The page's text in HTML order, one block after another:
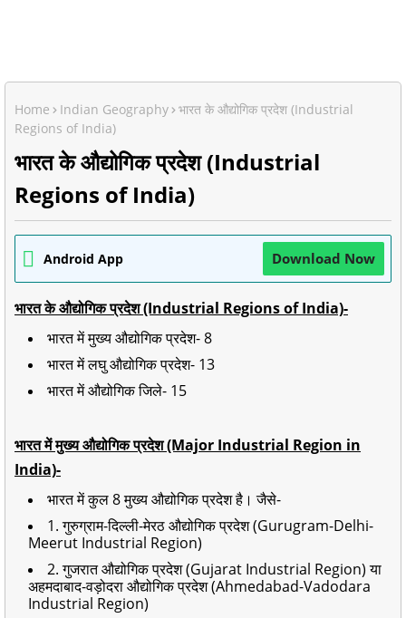
Home Indian Geography भारत के औद्योगिक प्रदेश (Industrial
Regions of India)
भारत के औद्योगिक प्रदेश (Industrial
Regions of India)
Android App Download Now
भारत के औद्योगिक प्रदेश (Industrial Regions of India)-
भारत में मुख्य औद्योगिक प्रदेश- 8
भारत में लघु औद्योगिक प्रदेश- 13
भारत में औद्योगिक जिले- 15
भारत में मुख्य औद्योगिक प्रदेश (Major Industrial Region in
India)-
भारत में कुल 8 मुख्य औद्योगिक प्रदेश है। जैसे-
1. गुरुग्राम-दिल्ली-मेरठ औद्योगिक प्रदेश (Gurugram-Delhi-
Meerut Industrial Region)
2. गुजरात औद्योगिक प्रदेश (Gujarat Industrial Region) या
अहमदाबाद-वड़ोदरा औद्योगिक प्रदेश (Ahmedabad-Vadodara
Industrial Region)